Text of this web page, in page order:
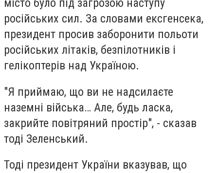
місто було під загрозою наступу
російських сил. За словами ексгенсека,
президент просив заборонити польоти
російських літаків, безпілотників і
гелікоптерів над Україною.
"Я приймаю, що ви не надсилаєте
наземні війська… Але, будь ласка,
закрийте повітряний простір", - сказав
тоді Зеленський.
Тоді президент України вказував, що